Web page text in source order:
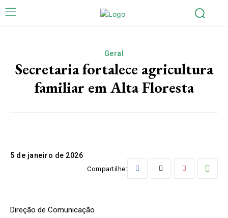
Geral
Secretaria fortalece agricultura
familiar em Alta Floresta
5 de janeiro de 2026
Compartilhe:
Direção de Comunicação